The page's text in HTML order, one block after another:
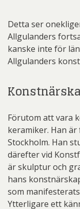
Detta ser
Allgulanders
kanske inte för
Allgulanders
Förutom att vara
keramiker. Han är
Stockholm. Han
därefter vid
är skulptur och
hans
som
Ytterligare ett